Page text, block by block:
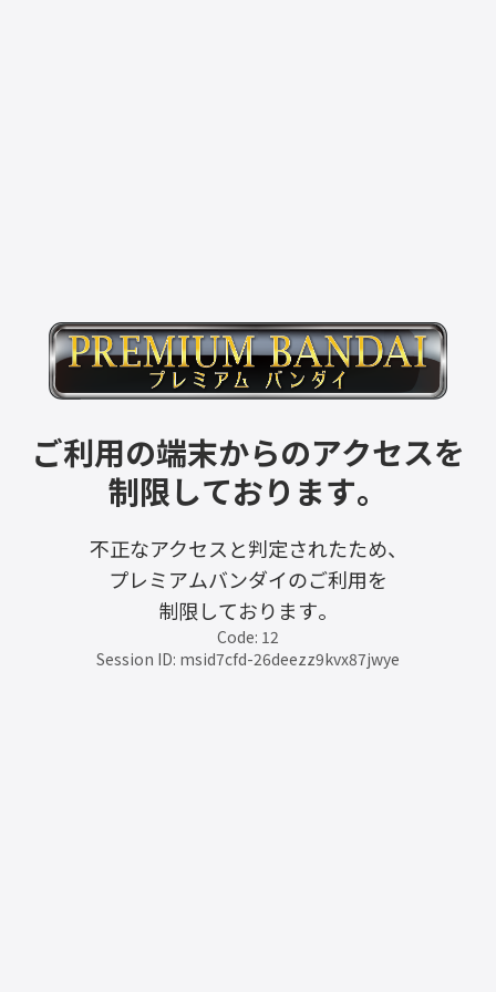
ご利用の端末からのアクセスを
制限しております。
不正なアクセスと判定されたため、
プレミアムバンダイのご利用を
制限しております。
Code: 12
Session ID: msid7cfd-26deezz9kvx87jwye